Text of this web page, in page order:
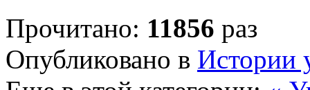
Прочитано: 11856 раз
Опубликовано в Истории